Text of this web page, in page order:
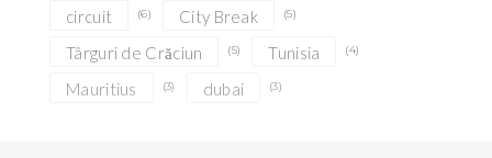
circuit (6) City Break (5)
Târguri de Crăciun (5) Tunisia (4)
Mauritius (3) dubai (3)